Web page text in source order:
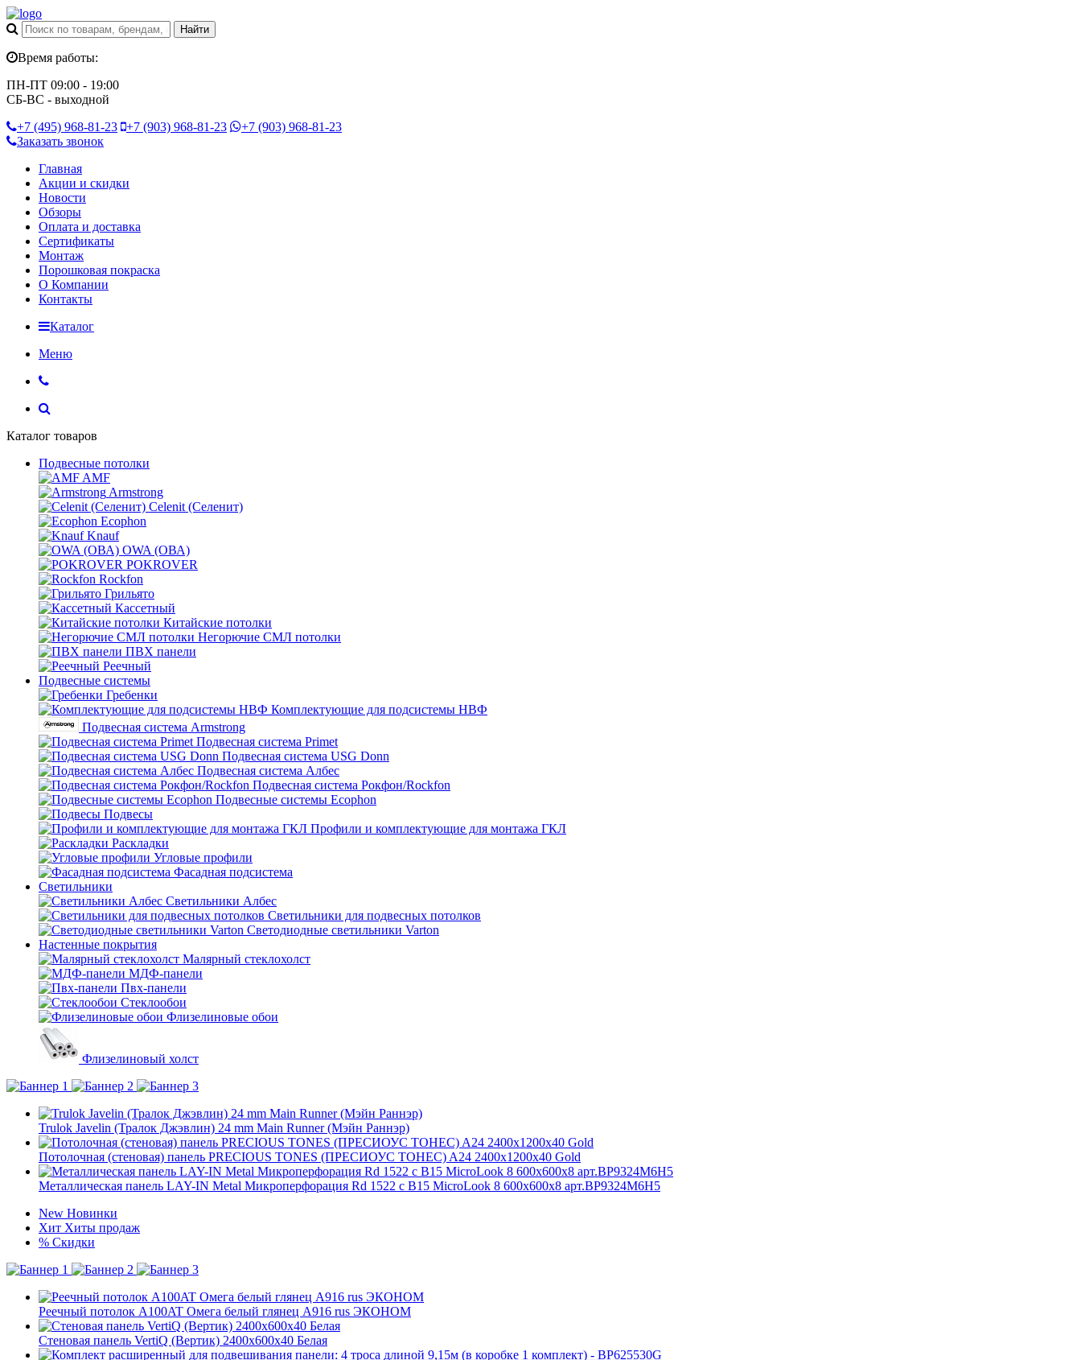
Время работы:
ПН-ПТ 09:00 - 19:00
СБ-ВС - выходной
+7 (495) 968-81-23 +7 (903) 968-81-23 +7 (903) 968-81-23
Заказать звонок
Главная
Акции и скидки
Новости
Обзоры
Оплата и доставка
Сертификаты
Монтаж
Порошковая покраска
О Компании
Контакты
Каталог
Меню
Каталог товаров
Подвесные потолки
AMF
Armstrong
Celenit (Селенит)
Ecophon
Knauf
OWA (ОВА)
POKROVER
Rockfon
Грильято
Кассетный
Китайские потолки
Негорючие СМЛ потолки
ПВХ панели
Реечный
Подвесные системы
Гребенки
Комплектующие для подсистемы НВФ
Подвесная система Armstrong
Подвесная система Primet
Подвесная система USG Donn
Подвесная система Албес
Подвесная система Рокфон/Rockfon
Подвесные системы Ecophon
Подвесы
Профили и комплектующие для монтажа ГКЛ
Раскладки
Угловые профили
Фасадная подсистема
Светильники
Светильники Албес
Светильники для подвесных потолков
Светодиодные светильники Varton
Настенные покрытия
Малярный стеклохолст
МДФ-панели
Пвх-панели
Стеклообои
Флизелиновые обои
Флизелиновый холст
Trulok Javelin (Тралок Джэвлин) 24 mm Main Runner (Мэйн Раннэр)
Потолочная (стеновая) панель PRECIOUS TONES (ПРЕCИОУС ТОНЕС) A24 2400x1200x40 Gold
Металлическая панель LAY-IN Metal Микроперфорация Rd 1522 с В15 MicroLook 8 600x600x8 арт.BP9324M6H5
New Новинки
Хит Хиты продаж
% Скидки
Реечный потолок A100AT Омега белый глянец А916 rus ЭКОНОМ
Стеновая панель VertiQ (Вертик) 2400x600x40 Белая